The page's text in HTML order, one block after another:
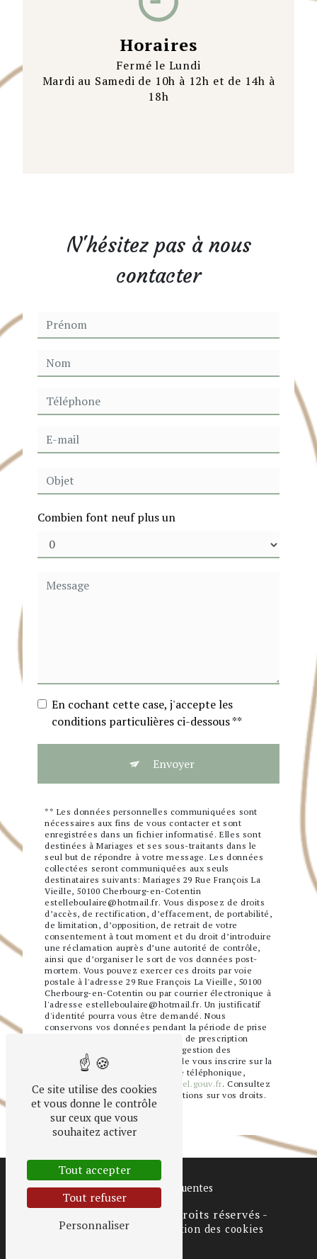
N'hésitez pas à nous
contacter
Combien font neuf plus un
En cochant cette case, j'accepte les
conditions particulières ci-dessous **
Envoyer
** Les données personnelles communiquées sont
nécessaires aux fins de vous contacter et sont
enregistrées dans un fichier informatisé. Elles sont
destinées à Mariages et ses sous-traitants dans le
seul but de répondre à votre message. Les données
collectées seront communiquées aux seuls
destinataires suivants: Mariages 29 Rue François La
Vieille, 50100 Cherbourg-en-Cotentin
estelleboulaire@hotmail.fr. Vous disposez de droits
d’accès, de rectification, d’effacement, de portabilité,
de limitation, d’opposition, de retrait de votre
consentement à tout moment et du droit d’introduire
une réclamation auprès d’une autorité de contrôle,
ainsi que d’organiser le sort de vos données post-
mortem. Vous pouvez exercer ces droits par voie
postale à l'adresse 29 Rue François La Vieille, 50100
Cherbourg-en-Cotentin ou par courrier électronique à
l'adresse estelleboulaire@hotmail.fr. Un justificatif
d'identité pourra vous être demandé. Nous
conservons vos données pendant la période de prise
de contact puis pendant la durée de prescription
légale aux fins probatoires et de gestion des
contentieux. Vous avez le droit de vous inscrire sur la
liste d'opposition au démarchage téléphonique,
disponible à cette adresse:
Bloctel.gouv.fr. Consultez
le site cnil.fr pour plus d’informations sur vos droits.
Horaires
Fermé le Lundi
Mardi au Samedi de 10h à 12h et de 14h à
18h
Recherches fréquentes
- 2026 - Tous droits réservés -
Mentions légales Gestion des cookies
Ce site utilise des cookies
et vous donne le contrôle
sur ceux que vous
souhaitez activer
Tout accepter
Tout refuser
Personnaliser